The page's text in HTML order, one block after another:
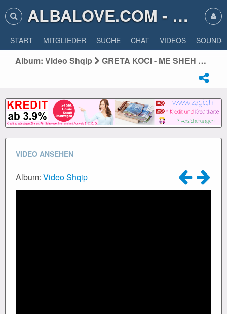
ALBALOVE.COM - ALBA LOVE
START MITGLIEDER SUCHE CHAT VIDEOS SOUNDS
Album: Video Shqip GRETA KOCI - ME SHEH NGA LART ( Kenga Magjike 2012 - Nata Finale )
VIDEO ANSEHEN
Album: Video Shqip